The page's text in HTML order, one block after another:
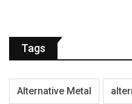
Tags
Alternative Metal